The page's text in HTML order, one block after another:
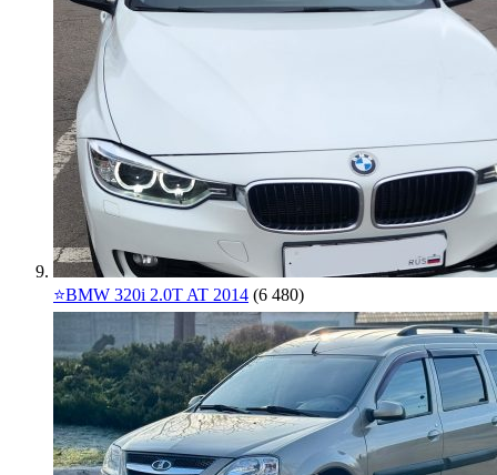
⭐️BMW 320i 2.0T AT 2014 (6 480)